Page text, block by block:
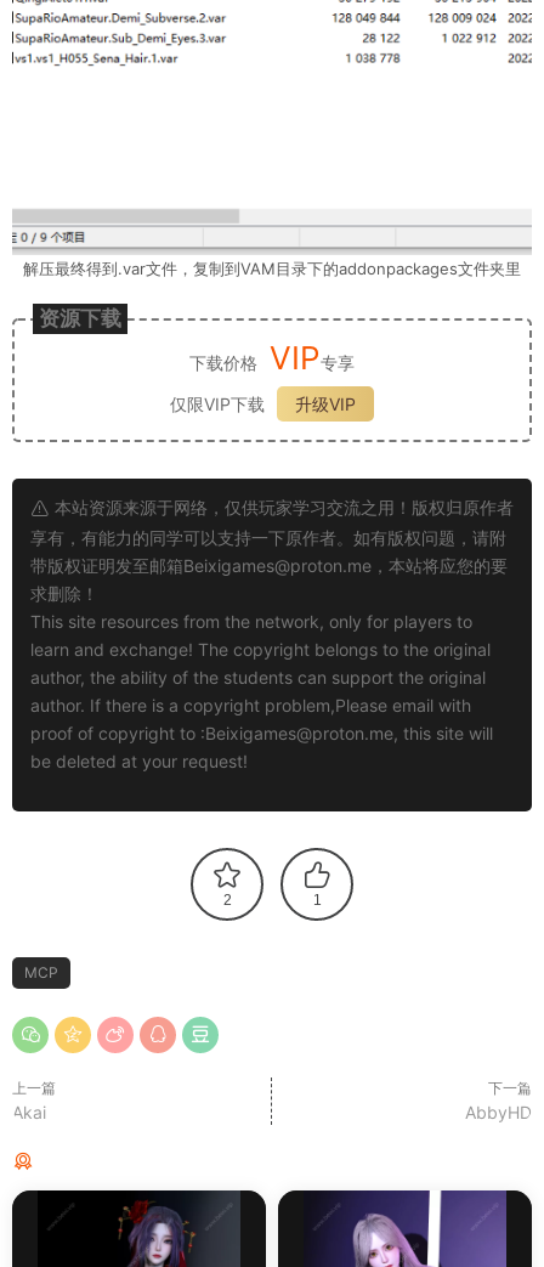
解压最终得到.var文件，复制到VAM目录下的addonpackages文件夹里
资源下载
下载价格 VIP专享
仅限VIP下载
升级VIP
本站资源来源于网络，仅供玩家学习交流之用！版权归原作者
享有，有能力的同学可以支持一下原作者。如有版权问题，请附
带版权证明发至邮箱Beixigames@proton.me ，本站将应您的要
求删除！
This site resources from the network, only for players to
learn and exchange! The copyright belongs to the original
author, the ability of the students can support the original
author. If there is a copyright problem,Please email with
proof of copyright to :Beixigames@proton.me, this site will
be deleted at your request!
2 1
MCP
上一篇
Akai
下一篇
AbbyHD